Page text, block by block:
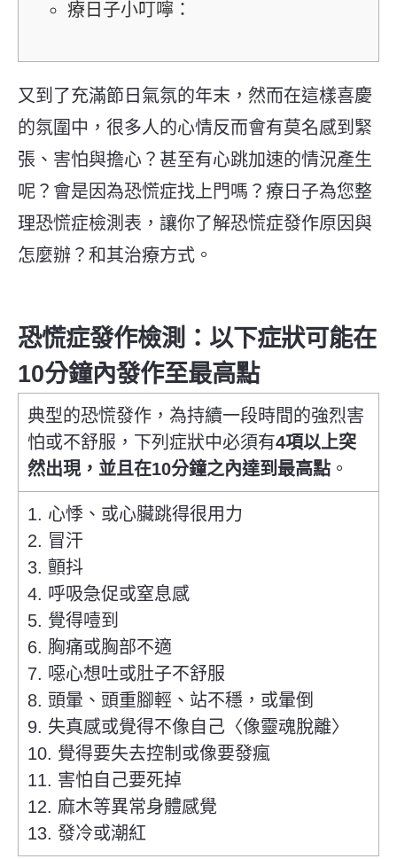
療日子小叮嚀：
又到了充滿節日氣氛的年末，然而在這樣喜慶
的氛圍中，很多人的心情反而會有莫名感到緊
張、害怕與擔心？甚至有心跳加速的情況產生
呢？會是因為恐慌症找上門嗎？療日子為您整
理恐慌症檢測表，讓你了解恐慌症發作原因與
怎麼辦？和其治療方式。
恐慌症發作檢測：以下症狀可能在
10分鐘內發作至最高點
典型的恐慌發作，為持續一段時間的強烈害
怕或不舒服，下列症狀中必須有4項以上突
然出現，並且在10分鐘之內達到最高點 。
1. 心悸、或心臟跳得很用力
2. 冒汗
3. 顫抖
4. 呼吸急促或窒息感
5. 覺得噎到
6. 胸痛或胸部不適
7. 噁心想吐或肚子不舒服
8. 頭暈、頭重腳輕、站不穩，或暈倒
9. 失真感或覺得不像自己〈像靈魂脫離〉
10. 覺得要失去控制或像要發瘋
11. 害怕自己要死掉
12. 麻木等異常身體感覺
13. 發冷或潮紅